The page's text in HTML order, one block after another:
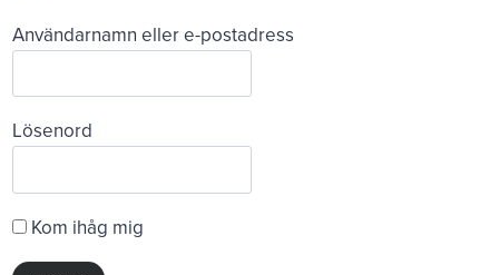
Användarnamn eller e-postadress
Lösenord
Kom ihåg mig